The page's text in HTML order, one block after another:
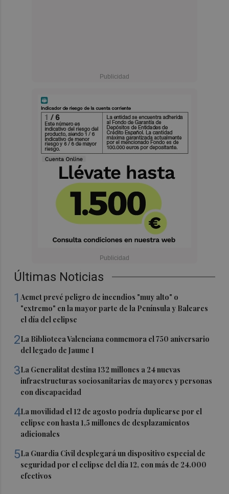
Últimas Noticias
1Aemet prevé peligro de incendios "muy alto" o
"extremo" en la mayor parte de la Península y Baleares
el día del eclipse
2La Biblioteca Valenciana conmemora el 750 aniversario
del legado de Jaume I
3La Generalitat destina 132 millones a 24 nuevas
infraestructuras sociosanitarias de mayores y personas
con discapacidad
4La movilidad el 12 de agosto podría duplicarse por el
eclipse con hasta 1,5 millones de desplazamientos
adicionales
5La Guardia Civil desplegará un dispositivo especial de
seguridad por el eclipse del día 12, con más de 24.000
efectivos